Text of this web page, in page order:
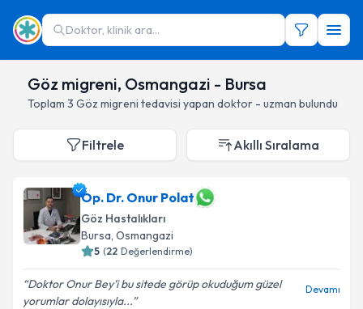
Doktor, klinik ara...
Göz migreni, Osmangazi - Bursa
Toplam 3 Göz migreni tedavisi yapan doktor - uzman bulundu
Filtrele Akıllı Sıralama
Op. Dr. Onur Polat
Göz Hastalıkları
Bursa, Osmangazi
5 (22 Değerlendirme)
Doktor Onur Bey’i bu sitede görüp okuduğum güzel
yorumlar dolayısıyla...
Devamı